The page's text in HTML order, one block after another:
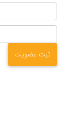
ثبت عضویت